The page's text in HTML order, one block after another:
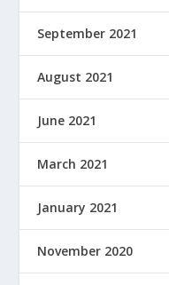
September 2021
August 2021
June 2021
March 2021
January 2021
November 2020